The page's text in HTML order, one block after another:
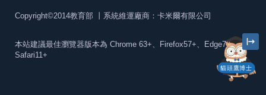
貓頭鷹博士
Copyright©2014教育部 丨系統維運廠商：卡米爾有限公司
本站建議最佳瀏覽器版本為 Chrome 63+、Firefox57+、Edge79+及
Safari11+